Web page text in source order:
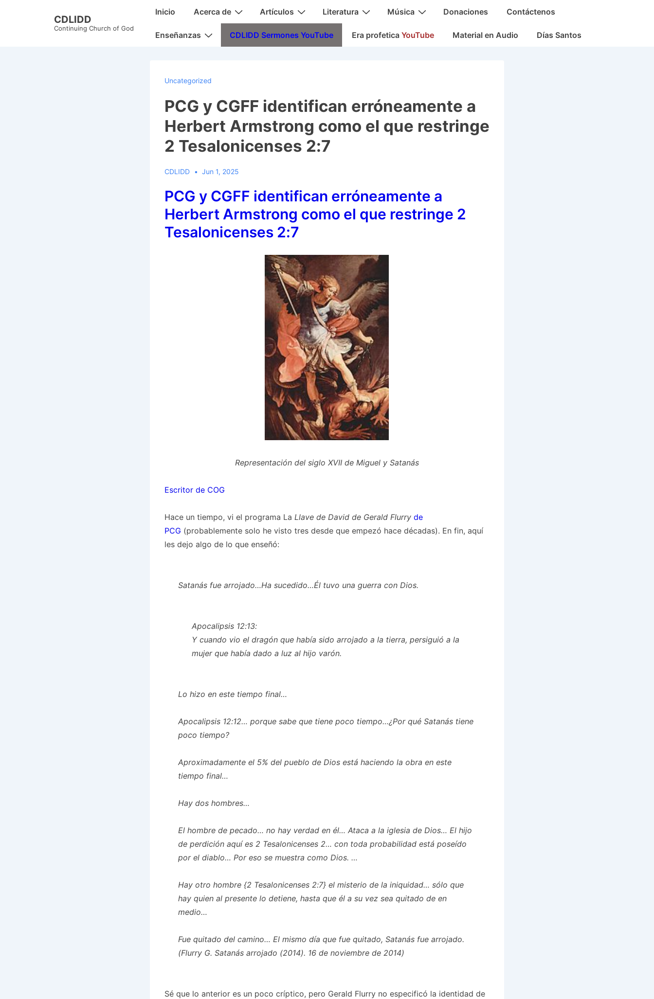
CDLIDD
Continuing Church of God
MainInicio Acerca de Artículos Literatura Música Donaciones Contáctenos
Enseñanzas CDLIDD Sermones YouTube Era profetica YouTube Material en Audio Días Santos
Uncategorized
PCG y CGFF identifican erróneamente a
Herbert Armstrong como el que restringe
2 Tesalonicenses 2:7
CDLIDD Jun 1, 2025
PCG y CGFF identifican erróneamente a
Herbert Armstrong como el que restringe 2
Tesalonicenses 2:7
Representación del siglo XVII de Miguel y Satanás
Escritor de COG
Hace un tiempo, vi el programa La Llave de David de Gerald Flurry de
PCG (probablemente solo he visto tres desde que empezó hace décadas). En fin, aquí
les dejo algo de lo que enseñó:
Satanás fue arrojado…Ha sucedido…Él tuvo una guerra con Dios.
Apocalipsis 12:13:
Y cuando vio el dragón que había sido arrojado a la tierra, persiguió a la
mujer que había dado a luz al hijo varón.
Lo hizo en este tiempo final…
Apocalipsis 12:12… porque sabe que tiene poco tiempo…¿Por qué Satanás tiene
poco tiempo?
Aproximadamente el 5% del pueblo de Dios está haciendo la obra en este
tiempo final…
Hay dos hombres…
El hombre de pecado… no hay verdad en él… Ataca a la iglesia de Dios… El hijo
de perdición aquí es 2 Tesalonicenses 2… con toda probabilidad está poseído
por el diablo… Por eso se muestra como Dios. …
Hay otro hombre {2 Tesalonicenses 2:7} el misterio de la iniquidad… sólo que
hay quien al presente lo detiene, hasta que él a su vez sea quitado de en
medio…
Fue quitado del camino… El mismo día que fue quitado, Satanás fue arrojado.
(Flurry G. Satanás arrojado (2014). 16 de noviembre de 2014)
Sé que lo anterior es un poco críptico, pero Gerald Flurry no especificó la identidad de